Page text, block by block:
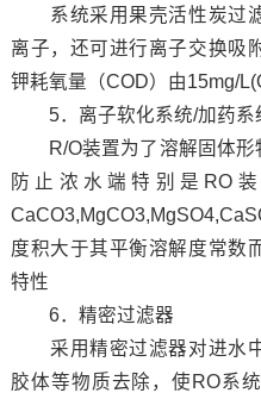
系统采用果壳活性炭过滤
离子，还可进行离子交换吸
钾耗氧量（COD）由15mg/
5．离子软化系统/加药系
R/O装置为了溶解固体形
防止浓水端特别是RO
度积大于其平衡溶解度常数
特性
6．精密过滤器
采用精密过滤器对进水中
胶体等物质去除，使RO系